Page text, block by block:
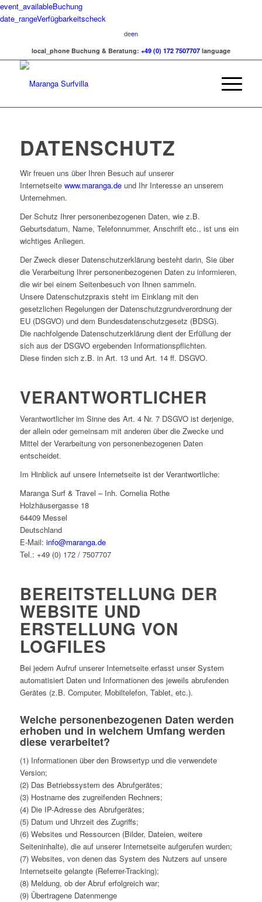
event_availableBuchung
date_rangeVerfügbarkeitscheck
deen
local_phone Buchung & Beratung: +49 (0) 172 7507707 language
DATENSCHUTZ
Wir freuen uns über Ihren Besuch auf unserer
Internetseite www.maranga.deund Ihr Interesse an unserem
Unternehmen.
Der Schutz Ihrer personenbezogenen Daten, wie z.B.
Geburtsdatum, Name, Telefonnummer, Anschrift etc., ist uns ein
wichtiges Anliegen.
Der Zweck dieser Datenschutzerklärung besteht darin, Sie über
die Verarbeitung Ihrer personenbezogenen Daten zu informieren,
die wir bei einem Seitenbesuch von Ihnen sammeln.
Unsere Datenschutzpraxis steht im Einklang mit den
gesetzlichen Regelungen der Datenschutzgrundverordnung der
EU (DSGVO) und dem Bundesdatenschutzgesetz (BDSG).
Die nachfolgende Datenschutzerklärung dient der Erfüllung der
sich aus der DSGVO ergebenden Informationspflichten.
Diese finden sich z.B. in Art. 13 und Art. 14 ff. DSGVO.
VERANTWORTLICHER
Verantwortlicher im Sinne des Art. 4 Nr. 7 DSGVO ist derjenige,
der allein oder gemeinsam mit anderen über die Zwecke und
Mittel der Verarbeitung von personenbezogenen Daten
entscheidet.
Im Hinblick auf unsere Internetseite ist der Verantwortliche:
Maranga Surf & Travel – Inh. Cornelia Rothe
Holzhäusergasse 18
64409 Messel
Deutschland
E-Mail: info@maranga.de
Tel.: +49 (0) 172 / 7507707
BEREITSTELLUNG DER
WEBSITE UND
ERSTELLUNG VON
LOGFILES
Bei jedem Aufruf unserer Internetseite erfasst unser System
automatisiert Daten und Informationen des jeweils abrufenden
Gerätes (z.B. Computer, Mobiltelefon, Tablet, etc.).
Welche personenbezogenen Daten werden
erhoben und in welchem Umfang werden
diese verarbeitet?
(1) Informationen über den Browsertyp und die verwendete
Version;
(2) Das Betriebssystem des Abrufgerätes;
(3) Hostname des zugreifenden Rechners;
(4) Die IP-Adresse des Abrufgerätes;
(5) Datum und Uhrzeit des Zugriffs;
(6) Websites und Ressourcen (Bilder, Dateien, weitere
Seiteninhalte), die auf unserer Internetseite aufgerufen wurden;
(7) Websites, von denen das System des Nutzers auf unsere
Internetseite gelangte (Referrer-Tracking);
(8) Meldung, ob der Abruf erfolgreich war;
(9) Übertragene Datenmenge